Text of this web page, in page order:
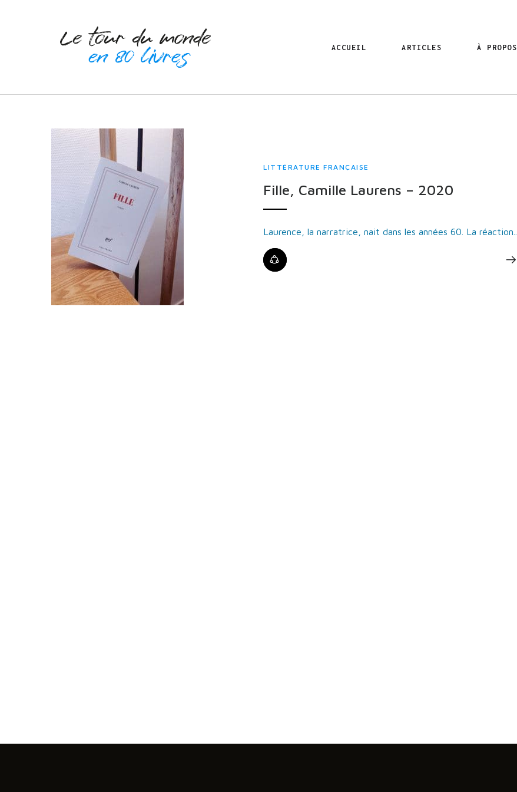
ACCUEIL ARTICLES À PROPOS
LITTÉRATURE FRANÇAISE
Fille, Camille Laurens – 2020
Laurence, la narratrice, nait dans les années 60. La réaction...